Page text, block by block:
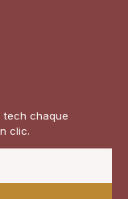
tech chaque
clic.